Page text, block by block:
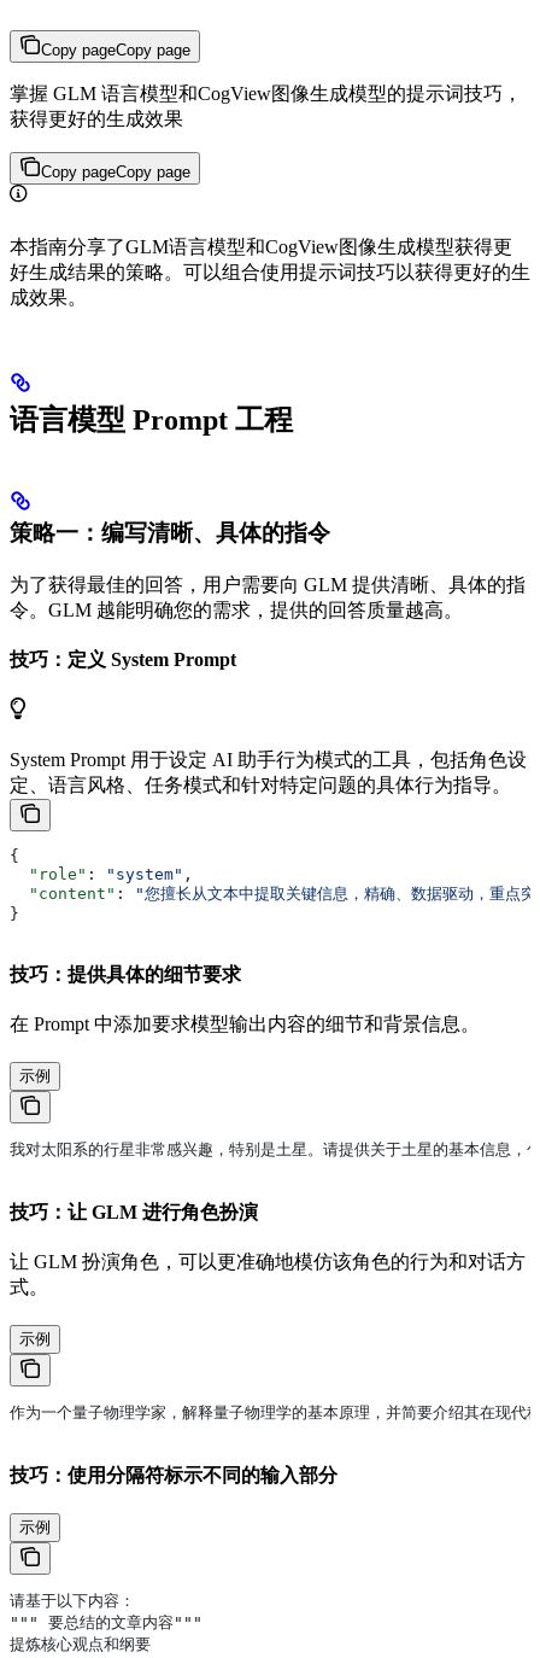
Copy pageCopy page
掌握 GLM 语言模型和CogView图像生成模型的提示词技巧，
获得更好的生成效果
Copy pageCopy page
本指南分享了GLM语言模型和CogView图像生成模型获得更
好生成结果的策略。可以组合使用提示词技巧以获得更好的生
成效果。
语言模型 Prompt 工程
策略一：编写清晰、具体的指令
为了获得最佳的回答，用户需要向 GLM 提供清晰、具体的指
令。GLM 越能明确您的需求，提供的回答质量越高。
技巧：定义 System Prompt
System Prompt 用于设定 AI 助手行为模式的工具，包括角色设
定、语言风格、任务模式和针对特定问题的具体行为指导。
{
  "role"
: "system" ,
  "content"
:
"您擅长从文本中提取关键信息，精确、数据驱动，重点
}
技巧：提供具体的细节要求
在 Prompt 中添加要求模型输出内容的细节和背景信息。
示例
我对太阳系的行星非常感兴趣，特别是土星。请提供关于土星的基本信息，
技巧：让 GLM 进行角色扮演
让 GLM 扮演角色，可以更准确地模仿该角色的行为和对话方
式。
示例
作为一个量子物理学家，解释量子物理学的基本原理，并简要介绍其在现代
技巧：使用分隔符标示不同的输入部分
示例
请基于以下内容：
""" 要总结的文章内容"""
提炼核心观点和纲要